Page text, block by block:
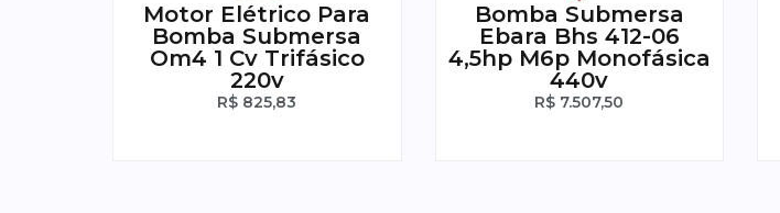
Motor Elétrico Para
Bomba Submersa
Om4 1 Cv Trifásico
220v
R$ 825,83
Bomba Submersa
Ebara Bhs 412-06
4,5hp M6p Monofásica
440v
R$ 7.507,50